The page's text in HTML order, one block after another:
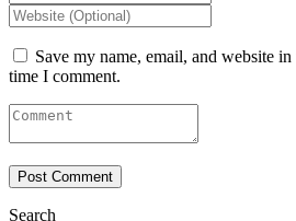
Save my name, email, and website
time I comment.
Search